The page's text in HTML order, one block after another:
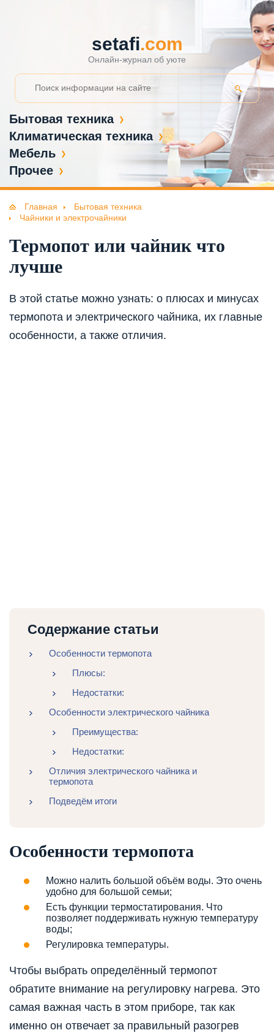
setafi.com
Онлайн-журнал об уюте
Бытовая техника
Климатическая техника
Мебель
Прочее
Главная
Бытовая техника
Чайники и электрочайники
Термопот или чайник что
лучше
В этой статье можно узнать: о плюсах и минусах
термопота и электрического чайника, их главные
особенности, а также отличия.
Содержание статьи
Особенности термопота
Плюсы:
Недостатки:
Особенности электрического чайника
Преимущества:
Недостатки:
Отличия электрического чайника и
термопота
Подведём итоги
Особенности термопота
Можно налить большой объём воды. Это очень
удобно для большой семьи;
Есть функции термостатирования. Что
позволяет поддерживать нужную температуру
воды;
Регулировка температуры.
Чтобы выбрать определённый термопот
обратите внимание на регулировку нагрева. Это
самая важная часть в этом приборе, так как
именно он отвечает за правильный разогрев